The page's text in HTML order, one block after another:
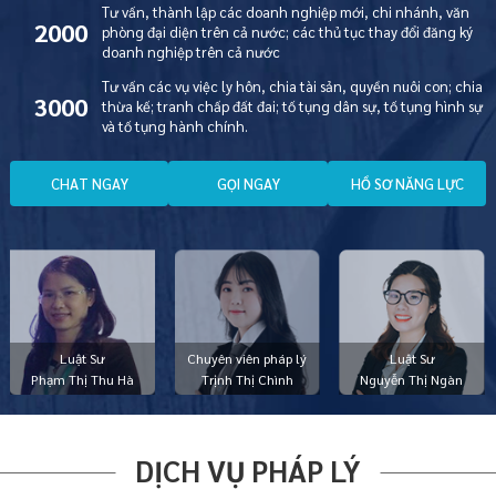
Luật Sư
Phạm Thị Thu Hà
Chuyên viên pháp lý
Trịnh Thị Chình
Luật Sư
Nguyễn Thị Ngàn
2000
Tư vấn, thành lập các doanh nghiệp mới, chi nhánh, văn
phòng đại diện trên cả nước; các thủ tục thay đổi đăng ký
doanh nghiệp trên cả nước
3000
Tư vấn các vụ việc ly hôn, chia tài sản, quyền nuôi con; chia
thừa kế; tranh chấp đất đai; tố tụng dân sự, tố tụng hình sự
và tố tụng hành chính.
CHAT NGAY GỌI NGAY HỒ SƠ NĂNG LỰC
DỊCH VỤ PHÁP LÝ